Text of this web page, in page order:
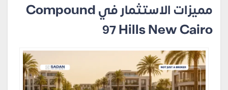
مميزات الاستثمار في Compound
97 Hills New Cairo